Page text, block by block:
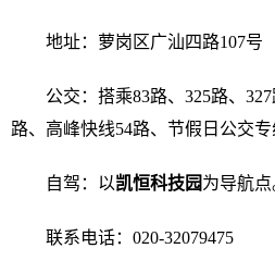
地址：萝岗区广汕四路107号
公交：搭乘83路、325路、
路、高峰快线54路、节假日公交
自驾：以凯恒科技园为导航点
联系电话：020-32079475